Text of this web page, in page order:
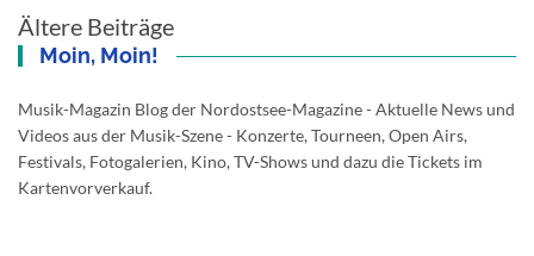
Beitragsnavigation
Ältere Beiträge
Moin, Moin!
Musik-Magazin Blog der Nordostsee-Magazine - Aktuelle News und
Videos aus der Musik-Szene - Konzerte, Tourneen, Open Airs,
Festivals, Fotogalerien, Kino, TV-Shows und dazu die Tickets im
Kartenvorverkauf.